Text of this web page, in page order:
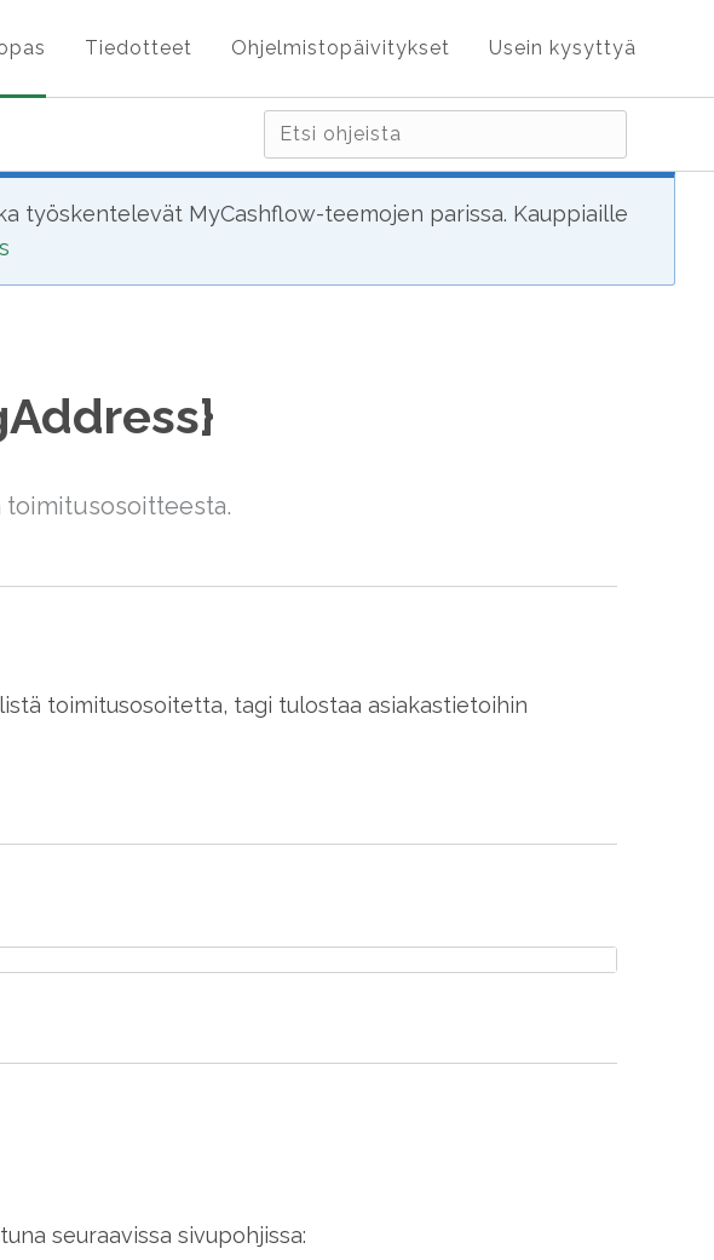
Tiedotteet Ohjelmistopäivitykset Usein kysyttyä
työskentelevät MyCashflow-teemojen parissa. Kauppiaille
toimitusosoitteesta.
toimitusosoitetta, tagi tulostaa asiakastietoihin
seuraavissa sivupohjissa: